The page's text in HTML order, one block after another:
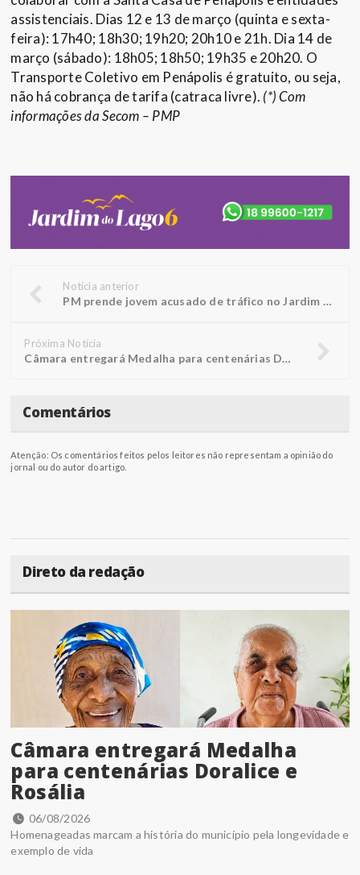
assistenciais. Dias 12 e 13 de março (quinta e sexta-
feira): 17h40; 18h30; 19h20; 20h10 e 21h. Dia 14 de
março (sábado): 18h05; 18h50; 19h35 e 20h20. O
Transporte Coletivo em Penápolis é gratuito, ou seja,
não há cobrança de tarifa (catraca livre). (*) Com
informações da Secom – PMP
Notícia anterior
PM prende jovem acusado de tráfico no Jardim Del Rey
Próxima Notícia
Câmara entregará Medalha para centenárias Doralice e Rosália
Comentários
Atenção: Os comentários feitos pelos leitores não representam a opinião do
jornal ou do autor do artigo.
Direto da redação
Câmara entregará Medalha
para centenárias Doralice e
Rosália
06/08/2026
Homenageadas marcam a história do município pela longevidade e
exemplo de vida